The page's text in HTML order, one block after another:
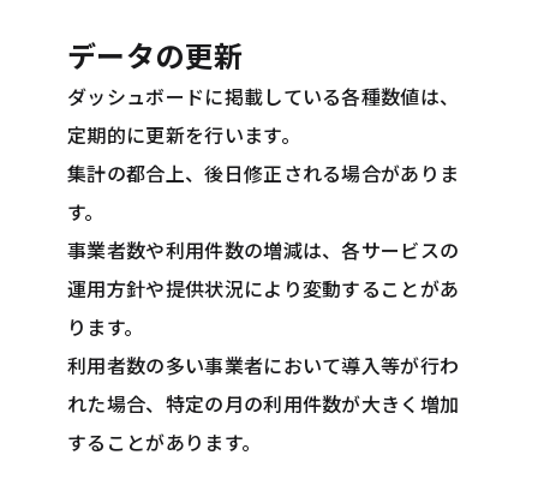
データの更新
ダッシュボードに掲載している各種数値は、
定期的に更新を行います。
集計の都合上、後日修正される場合がありま
す。
事業者数や利用件数の増減は、各サービスの
運用方針や提供状況により変動することがあ
ります。
利用者数の多い事業者において導入等が行わ
れた場合、特定の月の利用件数が大きく増加
することがあります。